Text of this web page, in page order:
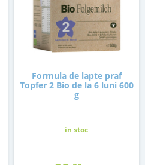
Formula de lapte praf
Topfer 2 Bio de la 6 luni 600
g
in stoc